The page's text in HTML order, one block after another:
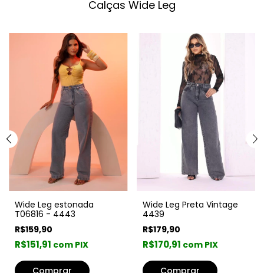
Calças Wide Leg
Wide Leg estonada
T06816 - 4443
R$159,90
R$151,91 com PIX
Wide Leg Preta Vintage
4439
R$179,90
R$170,91 com PIX